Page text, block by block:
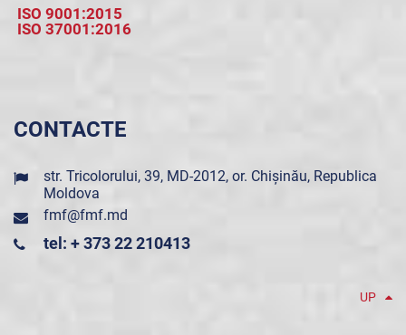
ISO 9001:2015
ISO 37001:2016
CONTACTE
str. Tricolorului, 39, MD-2012, or. Chișinău, Republica
Moldova
fmf@fmf.md
tel: + 373 22 210413
UP